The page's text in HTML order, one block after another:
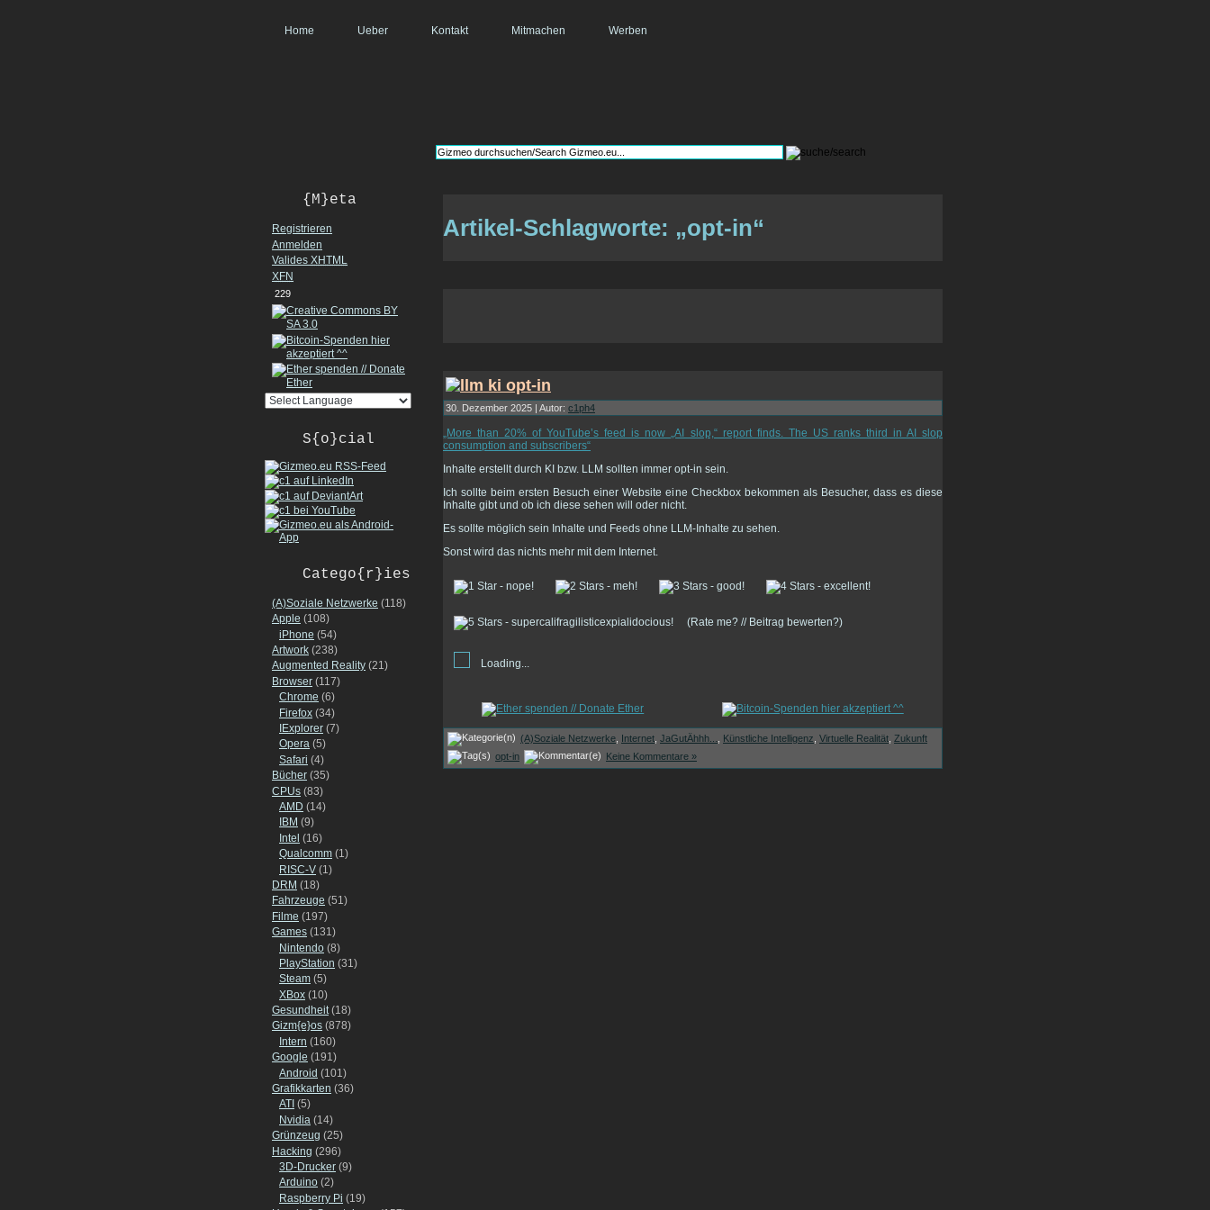
Home Ueber Kontakt Mitmachen Werben
{M}eta
Registrieren
Anmelden
Valides XHTML
XFN
229
S{o}cial
Catego{r}ies
(A)Soziale Netzwerke (118)
Apple (108)
iPhone (54)
Artwork (238)
Augmented Reality (21)
Browser (117)
Chrome (6)
Firefox (34)
IExplorer (7)
Opera (5)
Safari (4)
Bücher (35)
CPUs (83)
AMD (14)
IBM (9)
Intel (16)
Qualcomm (1)
RISC-V (1)
DRM (18)
Fahrzeuge (51)
Filme (197)
Games (131)
Nintendo (8)
PlayStation (31)
Steam (5)
XBox (10)
Gesundheit(18)
Gizm{e}os (878)
Intern (160)
Google (191)
Android (101)
Grafikkarten (36)
ATI (5)
Nvidia (14)
Grünzeug (25)
Hacking (296)
3D-Drucker (9)
Arduino (2)
Raspberry Pi (19)
Artikel-Schlagworte: „opt-in“
30. Dezember 2025 | Autor: c1ph4
„More than 20% of YouTube’s feed is now „AI slop,“ report finds. The US ranks third in AI slop
consumption and subscribers“
Inhalte erstellt durch KI bzw. LLM sollten immer opt-in sein.
Ich sollte beim ersten Besuch einer Website eine Checkbox bekommen als Besucher, dass es diese
Inhalte gibt und ob ich diese sehen will oder nicht.
Es sollte möglich sein Inhalte und Feeds ohne LLM-Inhalte zu sehen.
Sonst wird das nichts mehr mit dem Internet.
(Rate me? // Beitrag bewerten?)
Loading...
(A)Soziale Netzwerke Internet JaGutÄhhh... Künstliche Intelligenz Virtuelle Realität Zukunft
opt-in
Keine Kommentare »